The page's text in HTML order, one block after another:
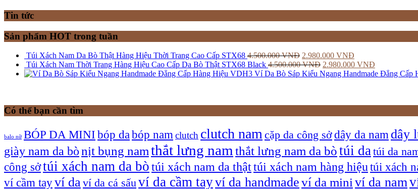
Tin tức
Sản phẩm HOT trong tuần
Túi Xách Nam Da Bò Thật Hàng Hiệu Thời Trang Cao Cấp STX68 4.500.000VNĐ 2.980.000 VNĐ
Túi Xách Nam Thời Trang Hàng Hiệu Cao Cấp Da Bò Thật STX68 Black 4.500.000VNĐ 2.980.000 VNĐ
Ví Da Bò Sáp Kiểu Ngang Handmade Đẳng Cấp
Có thể bạn cần tìm
balo nữ BÓP DA MINI bóp da bóp nam clutch clutch nam cặp da công sởdây da nam dây
giày nam da bònịt bụng namthắt lưng nam thắt lưng nam da bòtúi da túi da
công sởtúi xách nam da bòtúi xách nam da thậttúi xách nam hàng hiệu túi xách
ví cầm tayví daví da cá sấu ví da cầm tayví da handmadeví da mini ví da nam